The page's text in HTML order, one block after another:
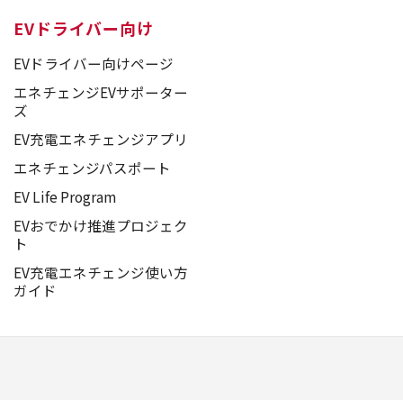
EVドライバー向け
EVドライバー向けページ
エネチェンジEVサポーター
ズ
EV充電エネチェンジアプリ
エネチェンジパスポート
EV Life Program
EVおでかけ推進プロジェク
ト
EV充電エネチェンジ使い方
ガイド